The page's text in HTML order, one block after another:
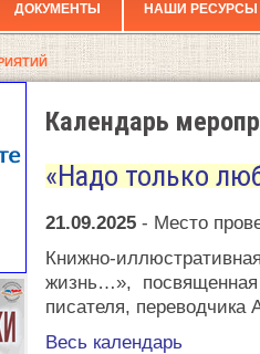
ДОКУМЕНТЫ НАШИ РЕСУРСЫ
Календарь
«Надо только
21.09.2025 - Место
Книжно-
жизнь…»,
писателя, переводчика
Весь календарь